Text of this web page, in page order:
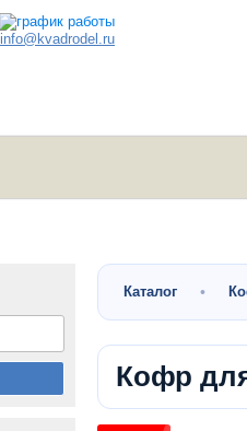
info@kvadrodel.ru
Каталог
Кофр